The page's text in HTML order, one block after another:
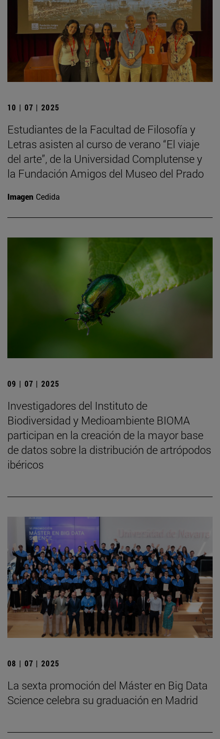
10 | 07 | 2025
Estudiantes de la Facultad de Filosofía y
Letras asisten al curso de verano “El viaje
del arte”, de la Universidad Complutense y
la Fundación Amigos del Museo del Prado
Imagen Cedida
09 | 07 | 2025
Investigadores del Instituto de
Biodiversidad y Medioambiente BIOMA
participan en la creación de la mayor base
de datos sobre la distribución de artrópodos
ibéricos
08 | 07 | 2025
La sexta promoción del Máster en Big Data
Science celebra su graduación en Madrid